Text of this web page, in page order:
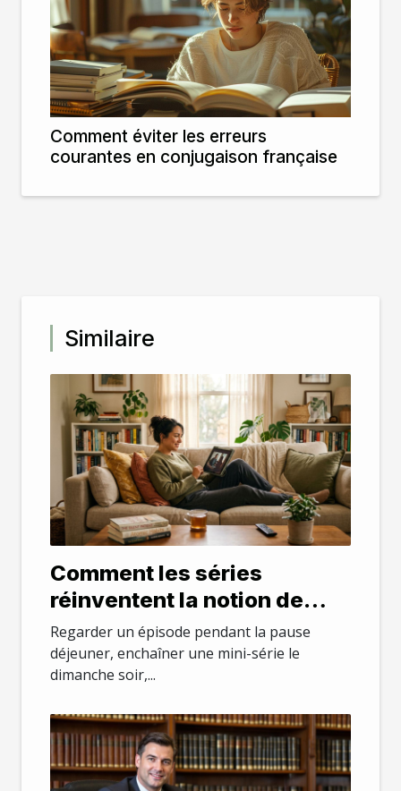
Comment éviter les erreurs
courantes en conjugaison française
Similaire
Comment les séries
réinventent la notion de
temps libre chez les actifs
Regarder un épisode pendant la pause
déjeuner, enchaîner une mini-série le
dimanche soir,...